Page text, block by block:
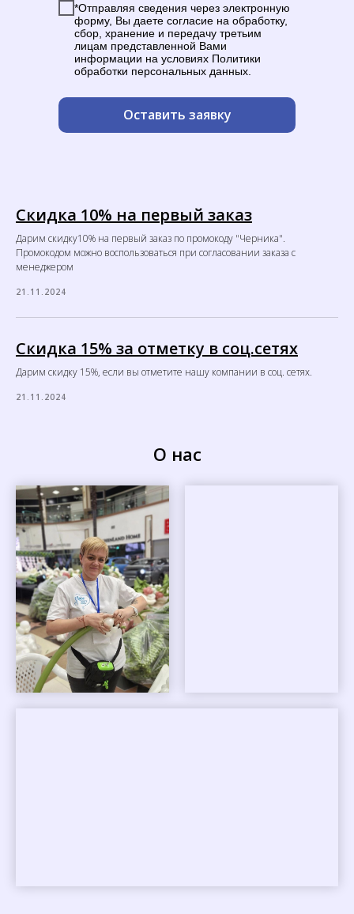
*Отправляя сведения через электронную
форму, Вы даете согласие на обработку,
сбор, хранение и передачу третьим
лицам представленной Вами
информации на условиях Политики
обработки персональных данных.
Оставить заявку
Скидка 10% на первый заказ
Дарим скидку10% на первый заказ по промокоду "Черника".
Промокодом можно воспользоваться при согласовании заказа с
менеджером
21.11.2024
Скидка 15% за отметку в соц.сетях
Дарим скидку 15%, если вы отметите нашу компании в соц. сетях.
21.11.2024
О нас